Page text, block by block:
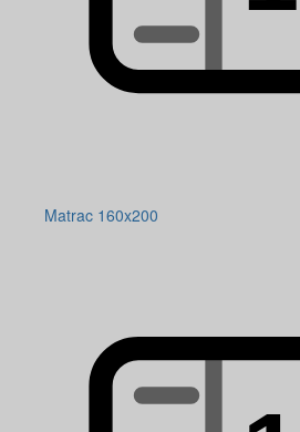
Matrac 160x200